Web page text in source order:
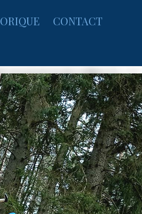
CONTACT